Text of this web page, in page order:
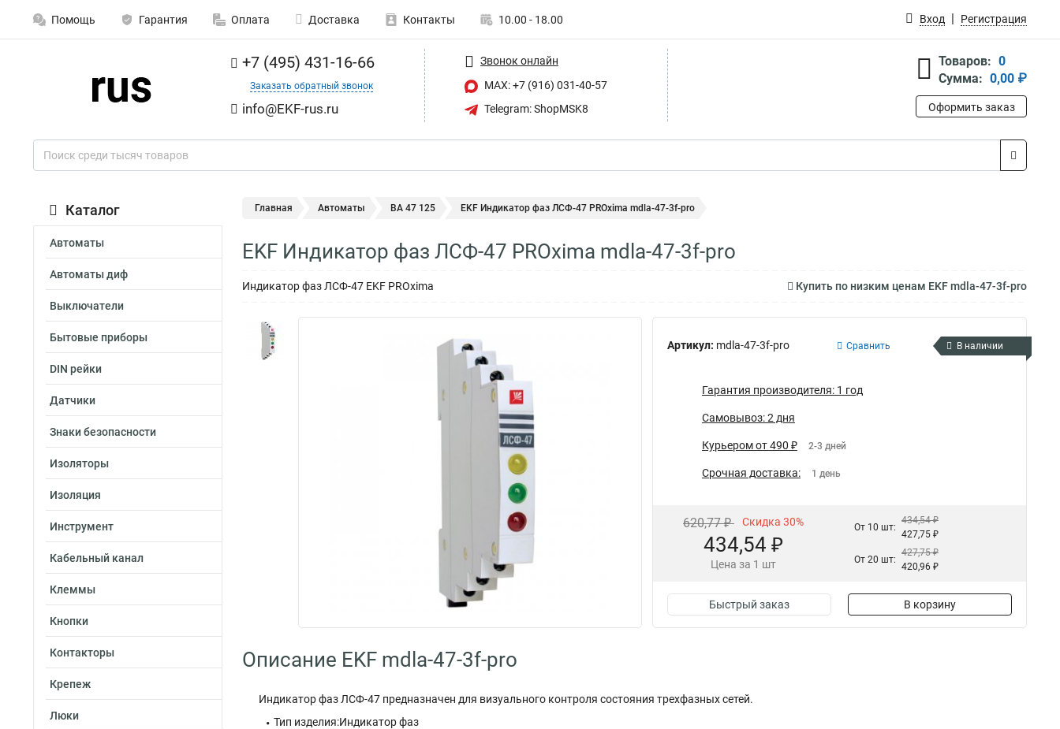
Помощь Гарантия Оплата Доставка Контакты 10.00 - 18.00 Вход Регистрация
+7 (495) 431-16-66
Заказать обратный звонок
info@EKF-rus.ru
Звонок онлайн
MAX: +7 (916) 031-40-57
Telegram: ShopMSK8
Товаров: 0
Сумма: 0,00 ₽
Оформить заказ
Каталог
Автоматы
Автоматы диф
Выключатели
Бытовые приборы
DIN рейки
Датчики
Знаки безопасности
Изоляторы
Изоляция
Инструмент
Кабельный канал
Клеммы
Кнопки
Контакторы
Крепеж
Люки
Главная Автоматы ВА 47 125 EKF Индикатор фаз ЛСФ-47 PROxima mdla-47-3f-pro
EKF Индикатор фаз ЛСФ-47 PROxima mdla-47-3f-pro
Индикатор фаз ЛСФ-47 EKF PROxima Купить по низким ценам EKF mdla-47-3f-pro
Артикул: mdla-47-3f-pro Сравнить В наличии
Гарантия производителя: 1 год
Самовывоз: 2 дня
Курьером от 490 ₽ 2-3 дней
Срочная доставка: 1 день
620,77 ₽ Скидка 30%
434,54 ₽
Цена за 1 шт
От 10 шт:
434,54 ₽
427,75 ₽
От 20 шт:
427,75 ₽
420,96 ₽
Быстрый заказ В корзину
Описание EKF mdla-47-3f-pro
Индикатор фаз ЛСФ-47 предназначен для визуального контроля состояния трехфазных сетей.
Тип изделия:Индикатор фаз